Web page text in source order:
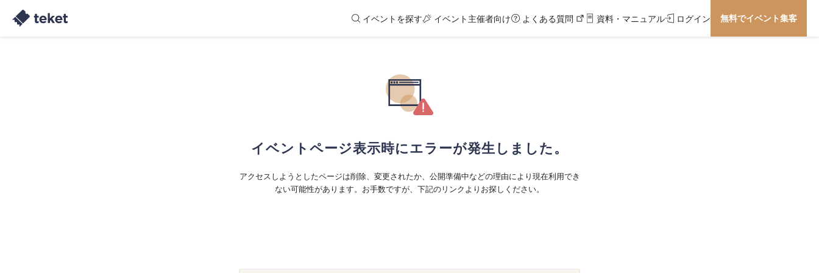
イベントを探す イベント主催者向け よくある質問 資料・マニュアル ログイン 無料でイベント集客
イベントページ表示時にエラーが発生しました。
アクセスしようとしたページは削除、変更されたか、公開準備中などの理由により現在利用でき
ない可能性があります。お手数ですが、下記のリンクよりお探しください。